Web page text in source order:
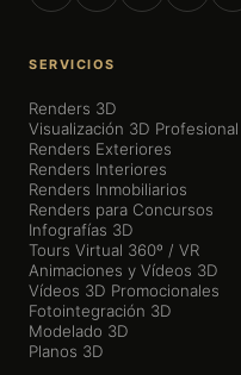
SERVICIOS
Renders 3D
Visualización 3D Profesional
Renders Exteriores
Renders Interiores
Renders Inmobiliarios
Renders para Concursos
Infografías 3D
Tours Virtual 360º / VR
Animaciones y Vídeos 3D
Vídeos 3D Promocionales
Fotointegración 3D
Modelado 3D
Planos 3D